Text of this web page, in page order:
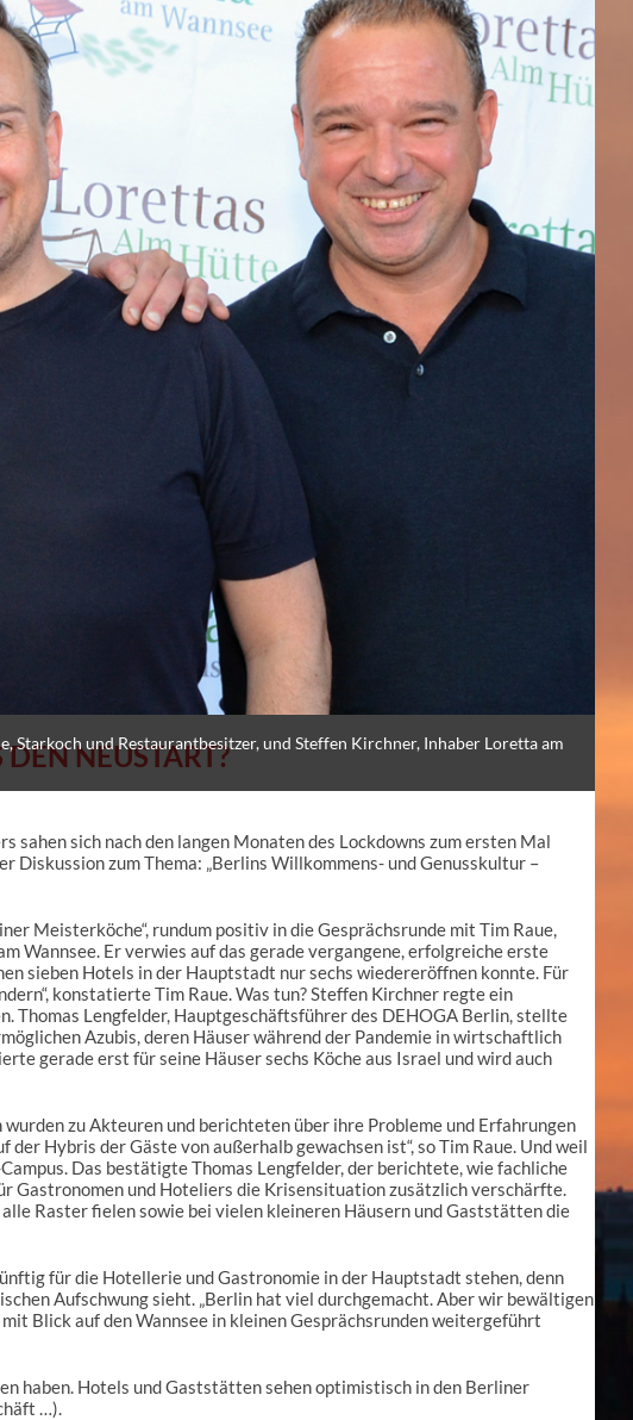
und Restaurantbesitzer, und Steffen Kirchner, Inhaber Loretta am
NEUSTART?
sich nach den langen Monaten des Lockdowns zum ersten Mal
Diskussion zum Thema: „Berlins Willkommens- und Genusskultur –
Meisterköche“, rundum positiv in die Gesprächsrunde mit Tim Raue,
Wannsee. Er verwies auf das gerade vergangene, erfolgreiche erste
sieben Hotels in der Hauptstadt nur sechs wiedereröffnen konnte. Für
konstatierte Tim Raue. Was tun? Steffen Kirchner regte ein
Thomas Lengfelder, Hauptgeschäftsführer des DEHOGA Berlin, stellte
Azubis, deren Häuser während der Pandemie in wirtschaftlich
gerade erst für seine Häuser sechs Köche aus Israel und wird auch
zu Akteuren und berichteten über ihre Probleme und Erfahrungen
Hybris der Gäste von außerhalb gewachsen ist“, so Tim Raue. Und weil
Das bestätigte Thomas Lengfelder, der berichtete, wie fachliche
Gastronomen und Hoteliers die Krisensituation zusätzlich verschärfte.
Raster fielen sowie bei vielen kleineren Häusern und Gaststätten die
für die Hotellerie und Gastronomie in der Hauptstadt stehen, denn
Aufschwung sieht. „Berlin hat viel durchgemacht. Aber wir bewältigen
Blick auf den Wannsee in kleinen Gesprächsrunden weitergeführt
haben. Hotels und Gaststätten sehen optimistisch in den Berliner
…).